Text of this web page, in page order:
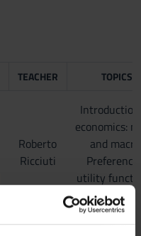
TEACHER TOPICS
Roberto
Ricciuti
economics:
and
utility
choice